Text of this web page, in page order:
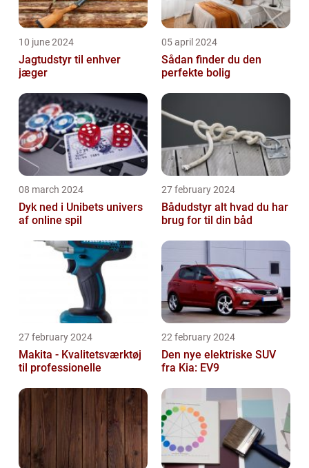
10 june 2024
Jagtudstyr til enhver
jæger
05 april 2024
Sådan finder du den
perfekte bolig
08 march 2024
Dyk ned i Unibets univers
af online spil
27 february 2024
Bådudstyr alt hvad du har
brug for til din båd
27 february 2024
Makita - Kvalitetsværktøj
til professionelle
22 february 2024
Den nye elektriske SUV
fra Kia: EV9